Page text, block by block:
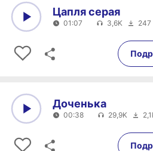
01:07
Цапля серая
01:07 3,6K 247
00:38
Доченька
00:38 29,9K